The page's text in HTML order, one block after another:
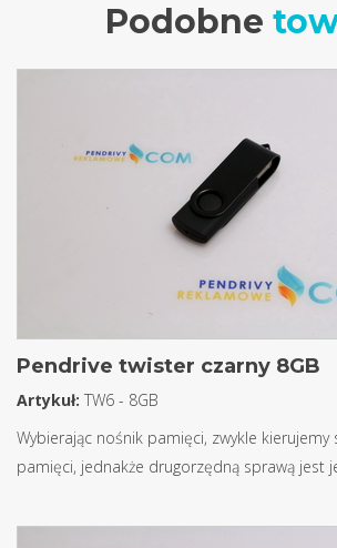
Podobne
Pendrive twister czarny 8GB
Artykuł: TW6 - 8GB
Wybierając nośnik pamięci, zwykle
pamięci, jednakże drugorzędną sprawą jest